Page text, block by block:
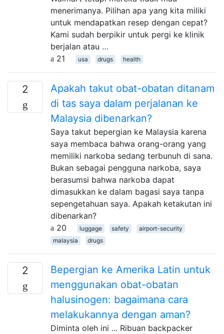
menerimanya. Pilihan apa yang kita miliki
untuk mendapatkan resep dengan cepat?
Kami sudah berpikir untuk pergi ke klinik
berjalan atau …
21
usa drugs health
2
Apakah takut obat-obatan ditanam
di tas saya dalam perjalanan ke
Malaysia dibenarkan?
Saya takut bepergian ke Malaysia karena
saya membaca bahwa orang-orang yang
memiliki narkoba sedang terbunuh di sana.
Bukan sebagai pengguna narkoba, saya
berasumsi bahwa narkoba dapat
dimasukkan ke dalam bagasi saya tanpa
sepengetahuan saya. Apakah ketakutan ini
dibenarkan?
20
luggage safety
airport-security
malaysia
drugs
2
Bepergian ke Amerika Latin untuk
menggunakan obat-obatan
halusinogen: bagaimana cara
melakukannya dengan aman?
Diminta oleh ini ... Ribuan backpacker